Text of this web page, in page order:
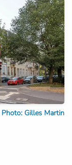
Photo: Gilles Martin